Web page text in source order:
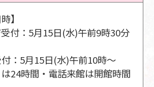
】
付：5月15日(水)午前9時30分
：5月15日(水)午前10時～
24時間・電話来館は開館時間